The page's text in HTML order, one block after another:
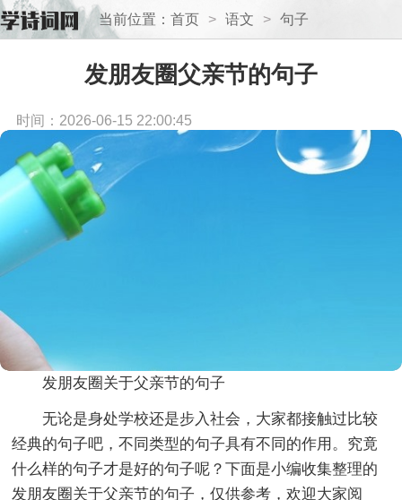
当前位置： 首页 > 语文 > 句子
发朋友圈父亲节的句子
时间：2026-06-15 22:00:45
发朋友圈关于父亲节的句子
无论是身处学校还是步入社会，大家都接触过比较
经典的句子吧，不同类型的句子具有不同的作用。究竟
什么样的句子才是好的句子呢？下面是小编收集整理的
发朋友圈关于父亲节的句子，仅供参考，欢迎大家阅